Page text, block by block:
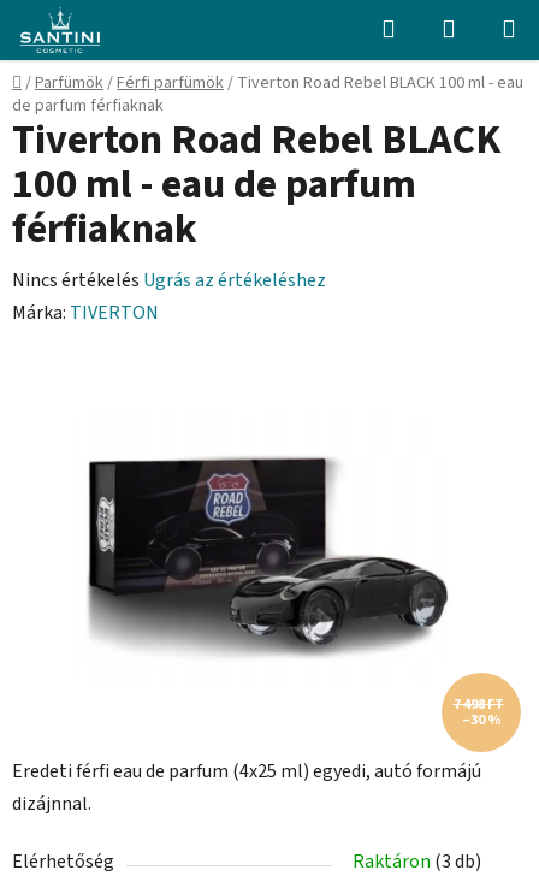
fő
tartalomhoz
Keresés KOSÁR
Kezdőlap
/Parfümök/Férfi parfümök/ Tiverton Road Rebel BLACK 100 ml - eau
de parfum férfiaknak
Eredeti férfi eau de parfum (4x25 ml) egyedi, autó formájú
dizájnnal.
Elérhetőség Raktáron (3 db)
Tiverton Road Rebel BLACK
100 ml - eau de parfum
férfiaknak
A
termék
Nincs értékelés Ugrás az értékeléshez
Márka: TIVERTON
7 498 FT
–30 %